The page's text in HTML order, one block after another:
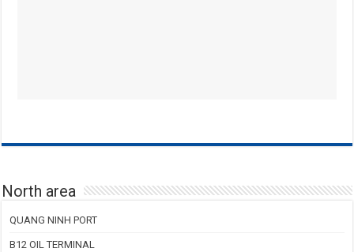
North area
QUANG NINH PORT
B12 OIL TERMINAL